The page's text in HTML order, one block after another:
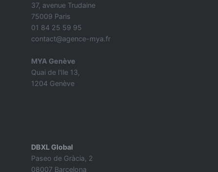
37, avenue Trudaine
75009 Paris
01 84 25 59 95
contact@agence-mya.fr
MYA Genève
Quai de l'Ile 13,
1204 Genève
DBXL Global
Paseo de Gràcia, 2
08007 Barcelona